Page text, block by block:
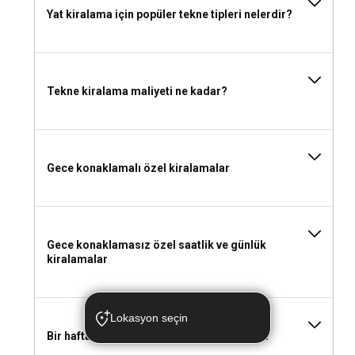
mürettebatlı yat kiralama seçeneği beklentilerinizi aşacak
bir konfor sunar. Profesyonel aşçıdan servis elemanına,
temizlik görevlisinden kaptana kadar tam donanımlı bir
tarafından kusursuzca yönetilir. Bu, denizde geçireceğiniz
zamanı bir rüyaya dönüştürmenin en iyi yoludur.
Mürettebatlı tekne kiralamahakkında daha fazla bilgi al.
Hangi Tekneler Sizi Bekliyor? Hayalleriniz Gerçek
Olsun
Kiralık tekne seçenekleri, her zevke ve ihtiyaca uygun geniş
bir yelpazede hizmet vermektedir. Hayalinizdeki tekneyi
bulmak için seçeneklere göz atın:
Yat kiralama için popüler tekne tipleri nelerdir?
Tekne kiralama maliyeti ne kadar?
Gece konaklamalı özel kiralamalar
Gece konaklamasız özel saatlik ve günlük
kiralamalar
Bir haftalık yat kiralama maliyeti ne kadar?
Lokasyon seçin